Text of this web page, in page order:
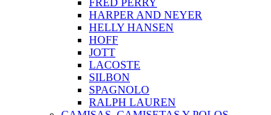
FRED PERRY
HARPER AND NEYER
HELLY HANSEN
HOFF
JOTT
LACOSTE
SILBON
SPAGNOLO
RALPH LAUREN